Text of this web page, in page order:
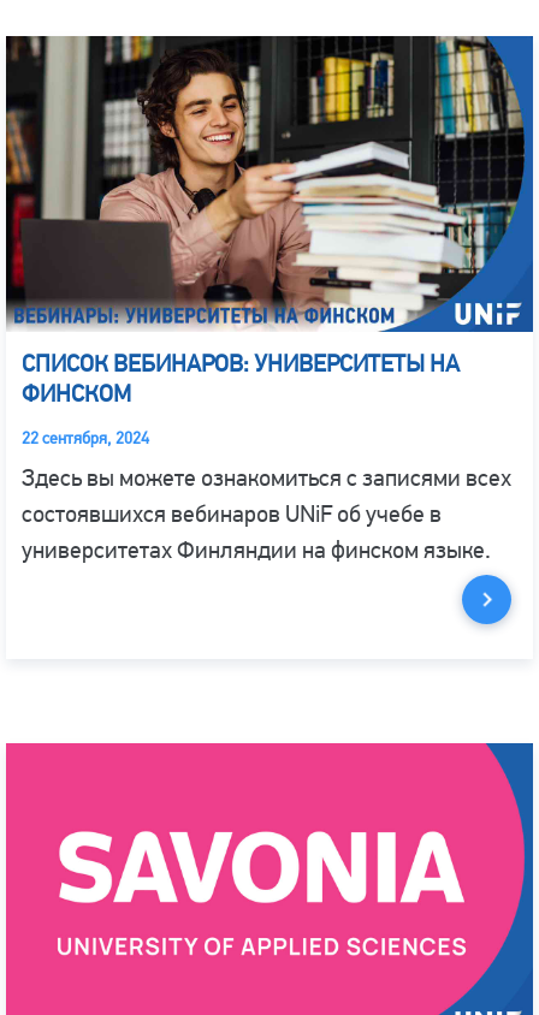
СПИСОК ВЕБИНАРОВ: УНИВЕРСИТЕТЫ НА
ФИНСКОМ
22 сентября, 2024
Здесь вы можете ознакомиться с записями всех
состоявшихся вебинаров UNiF об учебе в
университетах Финляндии на финском языке.